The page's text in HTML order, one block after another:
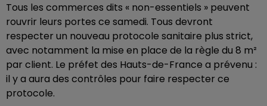
Tous les commerces dits « non-essentiels » peuvent
rouvrir leurs portes ce samedi. Tous devront
respecter un nouveau protocole sanitaire plus strict,
avec notamment la mise en place de la règle du 8 m²
par client. Le préfet des Hauts-de-France a prévenu :
il y a aura des contrôles pour faire respecter ce
protocole.